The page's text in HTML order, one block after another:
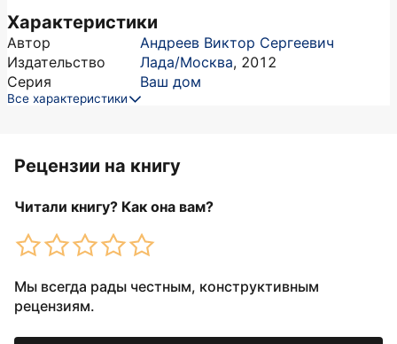
Характеристики
Автор
Андреев Виктор Сергеевич
Издательство
Лада/Москва, 2012
Серия
Ваш дом
Все характеристики
Рецензии на книгу
Читали книгу? Как она вам?
Мы всегда рады честным, конструктивным
рецензиям.